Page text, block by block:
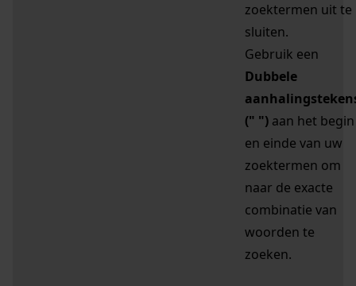
zoektermen uit te
sluiten.
Gebruik een
Dubbele
(" ") aan het begin
en einde van uw
zoektermen om
naar de exacte
combinatie van
woorden te
zoeken.